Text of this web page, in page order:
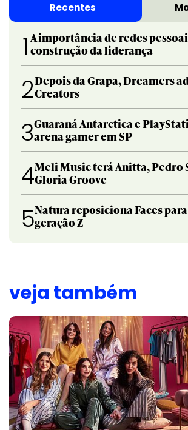
Recentes
1 A importância de redes
construção da liderança
2Depois da Grapa, Dreamers
Creators
3Guaraná Antarctica e
arena gamer em SP
4Meli Music terá Anitta, Pedro
Gloria Groove
5Natura reposiciona Faces
geração Z
veja também